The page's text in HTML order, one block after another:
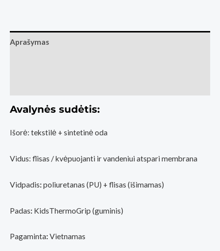
All
Aprašymas
Avalynės sudėtis:
Išorė: tekstilė + sintetinė oda
Vidus: flisas / kvėpuojanti ir vandeniui atspari membrana
Vidpadis: poliuretanas (PU) + flisas (išimamas)
Padas: KidsThermoGrip (guminis)
Pagaminta: Vietnamas